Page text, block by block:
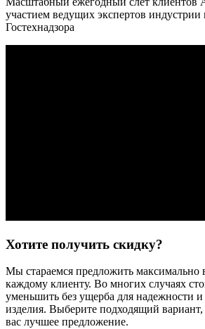
участием ведущих экспертов индустрии
Гостехнадзора
Хотите получить скидку?
Мы стараемся предложить максимально
каждому клиенту. Во многих случаях
уменьшить без ущерба для надежности и
изделия. Выберите подходящий
вас лучшее предложение.